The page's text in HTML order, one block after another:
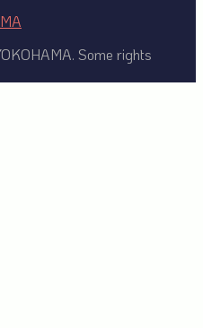
Some rights